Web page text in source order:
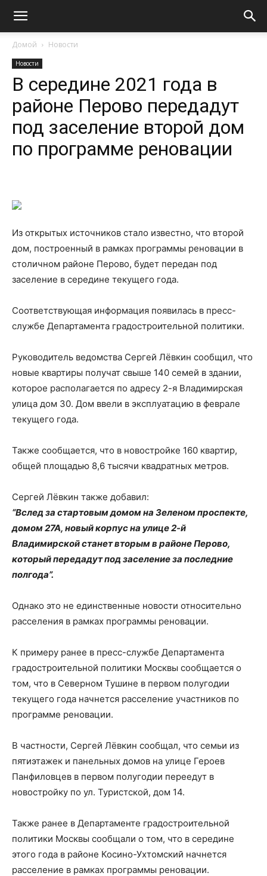
Домой Новости
Новости
В середине 2021 года в
районе Перово передадут
под заселение второй дом
по программе реновации
Из открытых источников стало известно, что второй
дом, построенный в рамках программы реновации в
столичном районе Перово, будет передан под
заселение в середине текущего года.
Соответствующая информация появилась в пресс-
службе Департамента градостроительной политики.
Руководитель ведомства Сергей Лёвкин сообщил, что
новые квартиры получат свыше 140 семей в здании,
которое располагается по адресу 2-я Владимирская
улица дом 30. Дом ввели в эксплуатацию в феврале
текущего года.
Также сообщается, что в новостройке 160 квартир,
общей площадью 8,6 тысячи квадратных метров.
Сергей Лёвкин также добавил:
“Вслед за стартовым домом на Зеленом проспекте,
домом 27А, новый корпус на улице 2-й
Владимирской станет вторым в районе Перово,
который передадут под заселение за последние
полгода”.
Однако это не единственные новости относительно
расселения в рамках программы реновации.
К примеру ранее в пресс-службе Департамента
градостроительной политики Москвы сообщается о
том, что в Северном Тушине в первом полугодии
текущего года начнется расселение участников по
программе реновации.
В частности, Сергей Лёвкин сообщал, что семьи из
пятиэтажек и панельных домов на улице Героев
Панфиловцев в первом полугодии переедут в
новостройку по ул. Туристской, дом 14.
Также ранее в Департаменте градостроительной
политики Москвы сообщали о том, что в середине
этого года в районе Косино-Ухтомский начнется
расселение в рамках программы реновации.